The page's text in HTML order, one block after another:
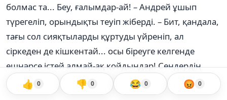
болмас та... Беу, ғалымдар-ай! – Андрей ұшып
түрегеліп, орындықты теуіп жіберді. – Бит, қандала,
тағы сол сияқтыларды құртуды үйреніп, ал
сіркеден де кішкентай... осы біреуге келгенде
ешнәрсе істей алмай-ақ қойдыңдар! Сендердің
ғылыми дәрежелерің қайда кеткен?
👍 0 👎 0 😂 0 😡 0